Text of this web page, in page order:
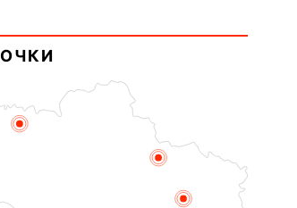
(284–305). прав.
Фео́дора...